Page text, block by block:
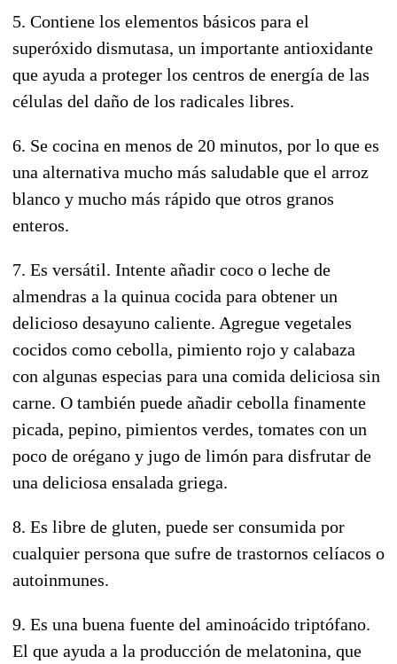
5. Contiene los elementos básicos para el
superóxido dismutasa, un importante antioxidante
que ayuda a proteger los centros de energía de las
células del daño de los radicales libres.
6. Se cocina en menos de 20 minutos, por lo que es
una alternativa mucho más saludable que el arroz
blanco y mucho más rápido que otros granos
enteros.
7. Es versátil. Intente añadir coco o leche de
almendras a la quinua cocida para obtener un
delicioso desayuno caliente. Agregue vegetales
cocidos como cebolla, pimiento rojo y calabaza
con algunas especias para una comida deliciosa sin
carne. O también puede añadir cebolla finamente
picada, pepino, pimientos verdes, tomates con un
poco de orégano y jugo de limón para disfrutar de
una deliciosa ensalada griega.
8. Es libre de gluten, puede ser consumida por
cualquier persona que sufre de trastornos celíacos o
autoinmunes.
9. Es una buena fuente del aminoácido triptófano.
El que ayuda a la producción de melatonina, que